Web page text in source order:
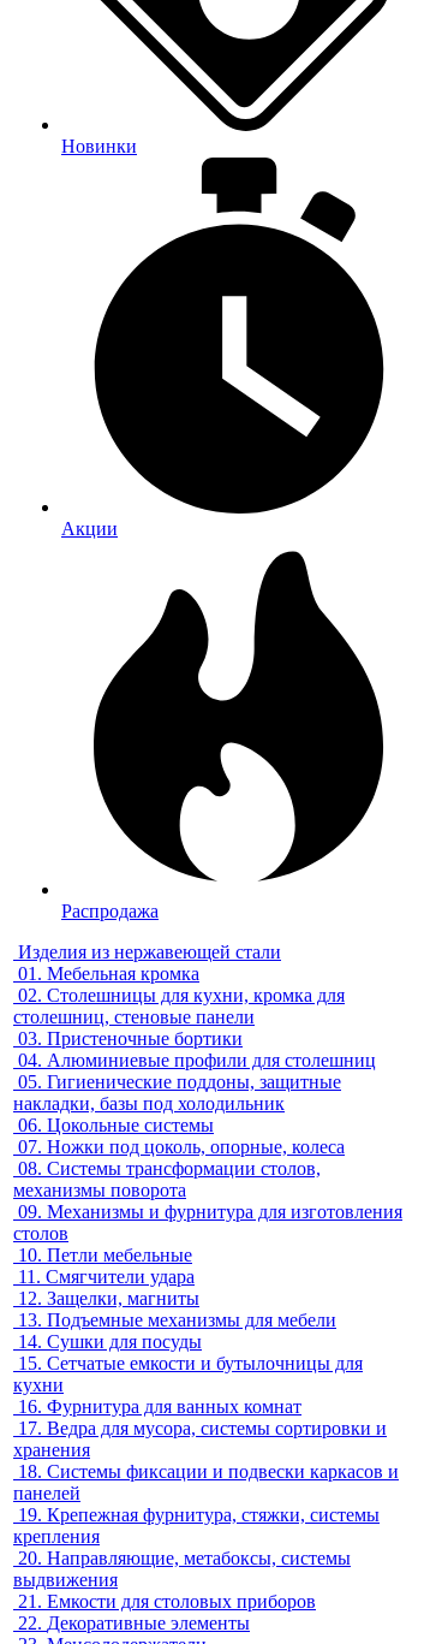
Новинки
Акции
Распродажа
Изделия из нержавеющей стали
01. Мебельная кромка
02. Столешницы для кухни, кромка для
столешниц, стеновые панели
03. Пристеночные бортики
04. Алюминиевые профили для столешниц
05. Гигиенические поддоны, защитные
накладки, базы под холодильник
06. Цокольные системы
07. Ножки под цоколь, опорные, колеса
08. Системы трансформации столов,
механизмы поворота
09. Механизмы и фурнитура для изготовления
столов
10. Петли мебельные
11. Смягчители удара
12. Защелки, магниты
13. Подъемные механизмы для мебели
14. Сушки для посуды
15. Сетчатые емкости и бутылочницы для
кухни
16. Фурнитура для ванных комнат
17. Ведра для мусора, системы сортировки и
хранения
18. Системы фиксации и подвески каркасов и
панелей
19. Крепежная фурнитура, стяжки, системы
крепления
20. Направляющие, метабоксы, системы
выдвижения
21. Емкости для столовых приборов
22. Декоративные элементы